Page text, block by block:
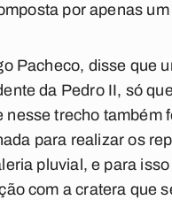
por apenas
Pacheco, disse que
da Pedro II, só
trecho
para realizar os
pluvial, e para
com a cratera que